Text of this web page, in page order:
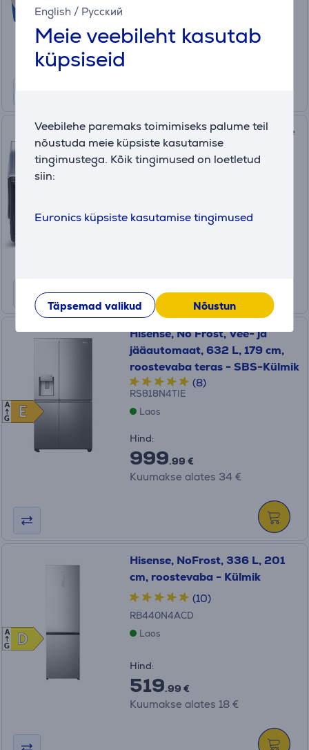
English / Русский
Meie veebileht kasutab
küpsiseid
Veebilehe paremaks toimimiseks palume teil
nõustuda meie küpsiste kasutamise
tingimustega. Kõik tingimused on loetletud
siin:
Euronics küpsiste kasutamise tingimused
Täpsemad valikud Nõustun
24.99 €
Tavahind: 30.99 €
Külmakast Igloo Playmate The
Boss, 14 L, must/hõbedane
97000033016
Sõbrahind:
E
E
A
G
Hisense, No Frost, Vee- ja
jääautomaat, 632 L, 179 cm,
roostevaba teras - SBS-Külmik
(8)
RS818N4TIE
Laos
Hind:
999.99 €
Kuumakse alates 34 €
D
D
A
G
Hisense, NoFrost, 336 L, 201
cm, roostevaba - Külmik
(10)
RB440N4ACD
Laos
Hind:
519.99 €
Kuumakse alates 18 €